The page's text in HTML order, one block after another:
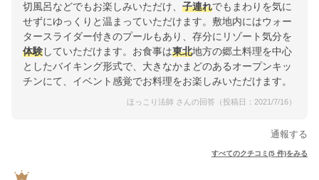
切風呂などでもお楽しみいただけ、 子連れでもまわりを気に
せずにゆっくりと温まっていただけます。敷地内にはウォー
タースライダー付きのプールもあり、存分にリゾート気分を
体験していただけます。お食事は東北地方の郷土料理を中心
としたバイキング形式で、大きなかまどのあるオープンキッ
チンにて、イベント感覚でお料理をお楽しみいただけます。
ほっこり法師 さんの回答（投稿日：2021/7/16）
通報する
すべてのクチコミ(5 件)をみる